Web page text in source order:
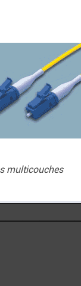
multicouches